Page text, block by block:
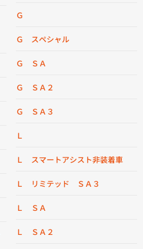
Ｇ
Ｇ スペシャル
Ｇ ＳＡ
Ｇ ＳＡ２
Ｇ ＳＡ３
Ｌ
Ｌ スマートアシスト非装着車
Ｌ リミテッド ＳＡ３
Ｌ ＳＡ
Ｌ ＳＡ２